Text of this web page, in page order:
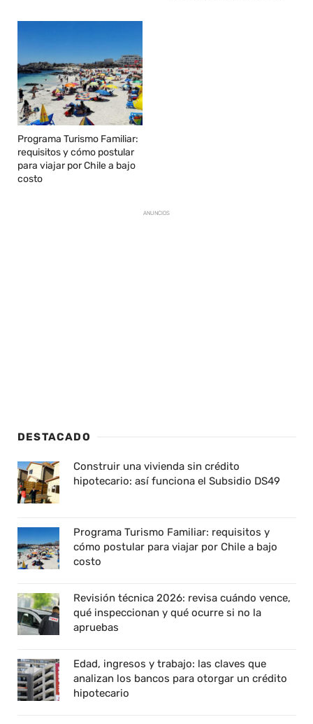
Programa Turismo Familiar:
requisitos y cómo postular
para viajar por Chile a bajo
costo
ANUNCIOS
DESTACADO
Construir una vivienda sin crédito
hipotecario: así funciona el Subsidio DS49
Programa Turismo Familiar: requisitos y
cómo postular para viajar por Chile a bajo
costo
Revisión técnica 2026: revisa cuándo vence,
qué inspeccionan y qué ocurre si no la
apruebas
Edad, ingresos y trabajo: las claves que
analizan los bancos para otorgar un crédito
hipotecario